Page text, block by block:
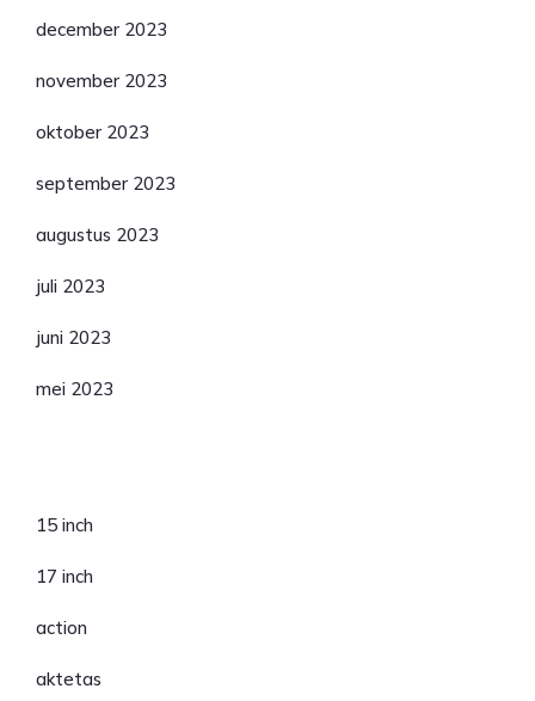
december 2023
november 2023
oktober 2023
september 2023
augustus 2023
juli 2023
juni 2023
mei 2023
15 inch
17 inch
action
aktetas